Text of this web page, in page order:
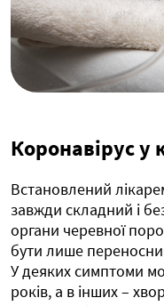
Коронавірус у
Встановлений
завжди складний і
органи черевної
бути лише
У деяких симптоми
років, а в інших –